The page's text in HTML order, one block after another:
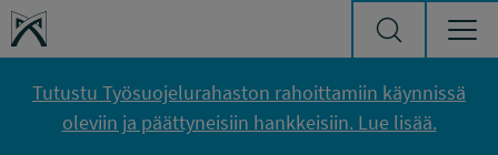
Siirry sisältöön
Työsuojelurahasto
Tutustu Työsuojelurahaston rahoittamiin käynnissä
oleviin ja päättyneisiin hankkeisiin. Lue lisää.